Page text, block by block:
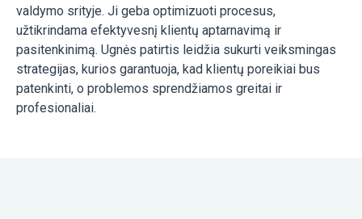
valdymo srityje. Ji geba optimizuoti procesus,
užtikrindama efektyvesnį klientų aptarnavimą ir
pasitenkinimą. Ugnės patirtis leidžia sukurti veiksmingas
strategijas, kurios garantuoja, kad klientų poreikiai bus
patenkinti, o problemos sprendžiamos greitai ir
profesionaliai.